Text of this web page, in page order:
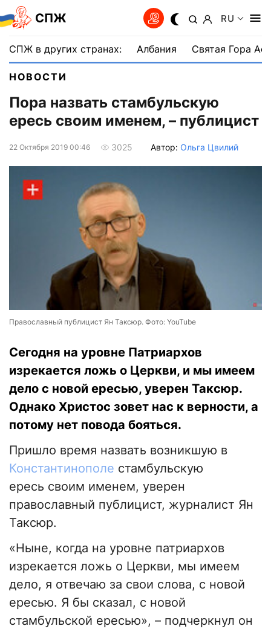
СПЖ RU
СПЖ в других странах: Албания Святая Гора
НОВОСТИ
Пора назвать стамбульскую
ересь своим именем, – публицист
22 Октября 2019 00:46 3025 Автор: Ольга Цвилий
Православный публицист Ян Таксюр. Фото: YouTube
Сегодня на уровне Патриархов
изрекается ложь о Церкви, и мы имеем
дело с новой ересью, уверен Таксюр.
Однако Христос зовет нас к верности, а
потому нет повода бояться.
Пришло время назвать возникшую в
Константинополе стамбульскую
ересь своим именем, уверен
православный публицист, журналист Ян
Таксюр.
«Ныне, когда на уровне патриархов
изрекается ложь о Церкви, мы имеем
дело, я отвечаю за свои слова, с новой
ересью. Я бы сказал, с новой
стамбульской ересью», – подчеркнул он